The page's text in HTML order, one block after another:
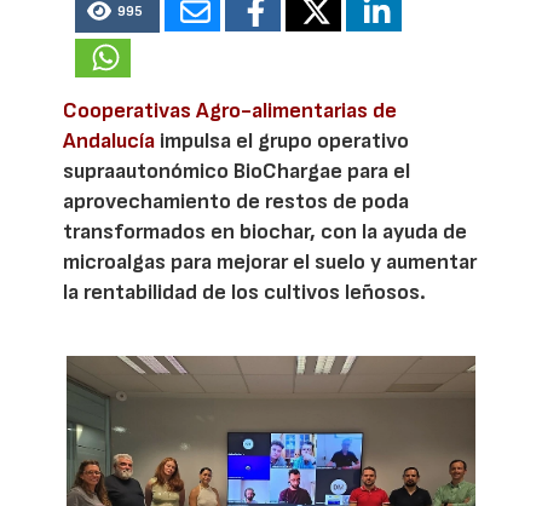
995
Cooperativas Agro-alimentarias de
Andalucía impulsa el grupo operativo
supraautonómico BioChargae para el
aprovechamiento de restos de poda
transformados en biochar, con la ayuda de
microalgas para mejorar el suelo y aumentar
la rentabilidad de los cultivos leñosos.